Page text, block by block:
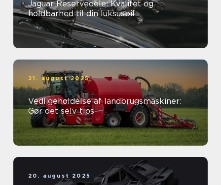
Jaguar Reservedele: Kvalitet og
holdbarhed til din luksusbil
21. august 2025
Vedligeholdelse af landbrugsmaskiner:
Gør det selv-tips
20. august 2025